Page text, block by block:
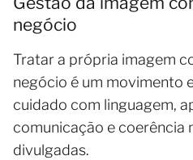
negócio
Tratar a própria imagem
negócio é um movimento
cuidado com linguagem,
comunicação e coerência
divulgadas.